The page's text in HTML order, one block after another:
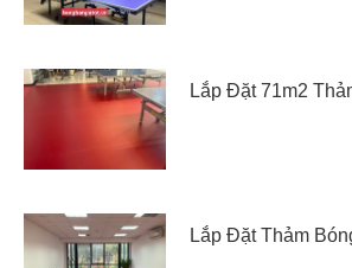
Lắp Đặt 71m2
Lắp Đặt Thảm